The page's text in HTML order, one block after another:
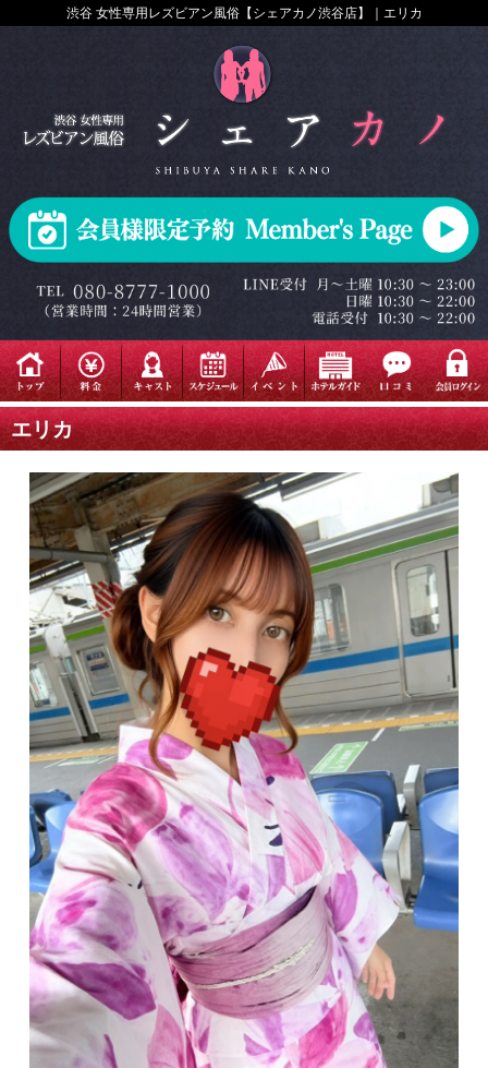
渋谷 女性専用レズビアン風俗【シェアカノ渋谷店】｜エリカ
エリカ